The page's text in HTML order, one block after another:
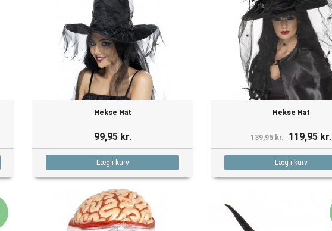
Hekse Hat
99,95 kr.
Læg i kurv
Hekse Hat
139,95 kr. 119,95 kr.
Læg i kurv